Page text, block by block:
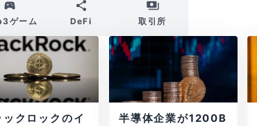
ゲーム DeFi 取引所
ックロックのイ
半導体企業が1200B